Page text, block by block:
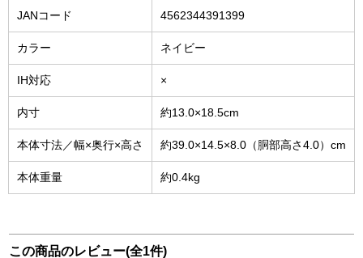
JANコード 4562344391399
カラー ネイビー
IH対応 ×
内寸 約13.0×18.5cm
本体寸法／幅×奥行×高さ 約39.0×14.5×8.0（胴部高さ4.0）cm
本体重量 約0.4kg
この商品のレビュー(全1件)